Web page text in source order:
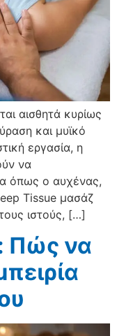
αισθητά κυρίως
και μυϊκό
εργασία, η
να
όπως ο αυχένας,
Tissue μασάζ
ιστούς, […]
Πώς να